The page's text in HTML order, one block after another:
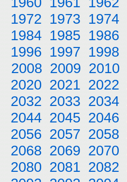
1972 1973 1974
1984 1985 1986
1996 1997 1998
2008 2009 2010
2020 2021 2022
2032 2033 2034
2044 2045 2046
2056 2057 2058
2068 2069 2070
2080 2081 2082